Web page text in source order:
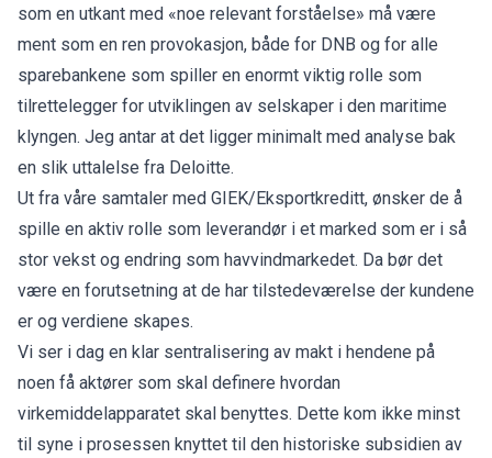
som en utkant med «noe relevant forståelse» må være
ment som en ren provokasjon, både for DNB og for alle
sparebankene som spiller en enormt viktig rolle som
tilrettelegger for utviklingen av selskaper i den maritime
klyngen. Jeg antar at det ligger minimalt med analyse bak
en slik uttalelse fra Deloitte.
Ut fra våre samtaler med GIEK/Eksportkreditt, ønsker de å
spille en aktiv rolle som leverandør i et marked som er i så
stor vekst og endring som havvindmarkedet. Da bør det
være en forutsetning at de har tilstedeværelse der kundene
er og verdiene skapes.
Vi ser i dag en klar sentralisering av makt i hendene på
noen få aktører som skal definere hvordan
virkemiddelapparatet skal benyttes. Dette kom ikke minst
til syne i prosessen knyttet til den historiske subsidien av